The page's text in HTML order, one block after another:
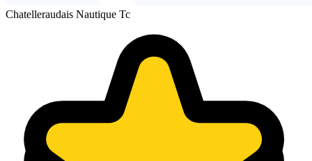
Chatelleraudais Nautique Tc